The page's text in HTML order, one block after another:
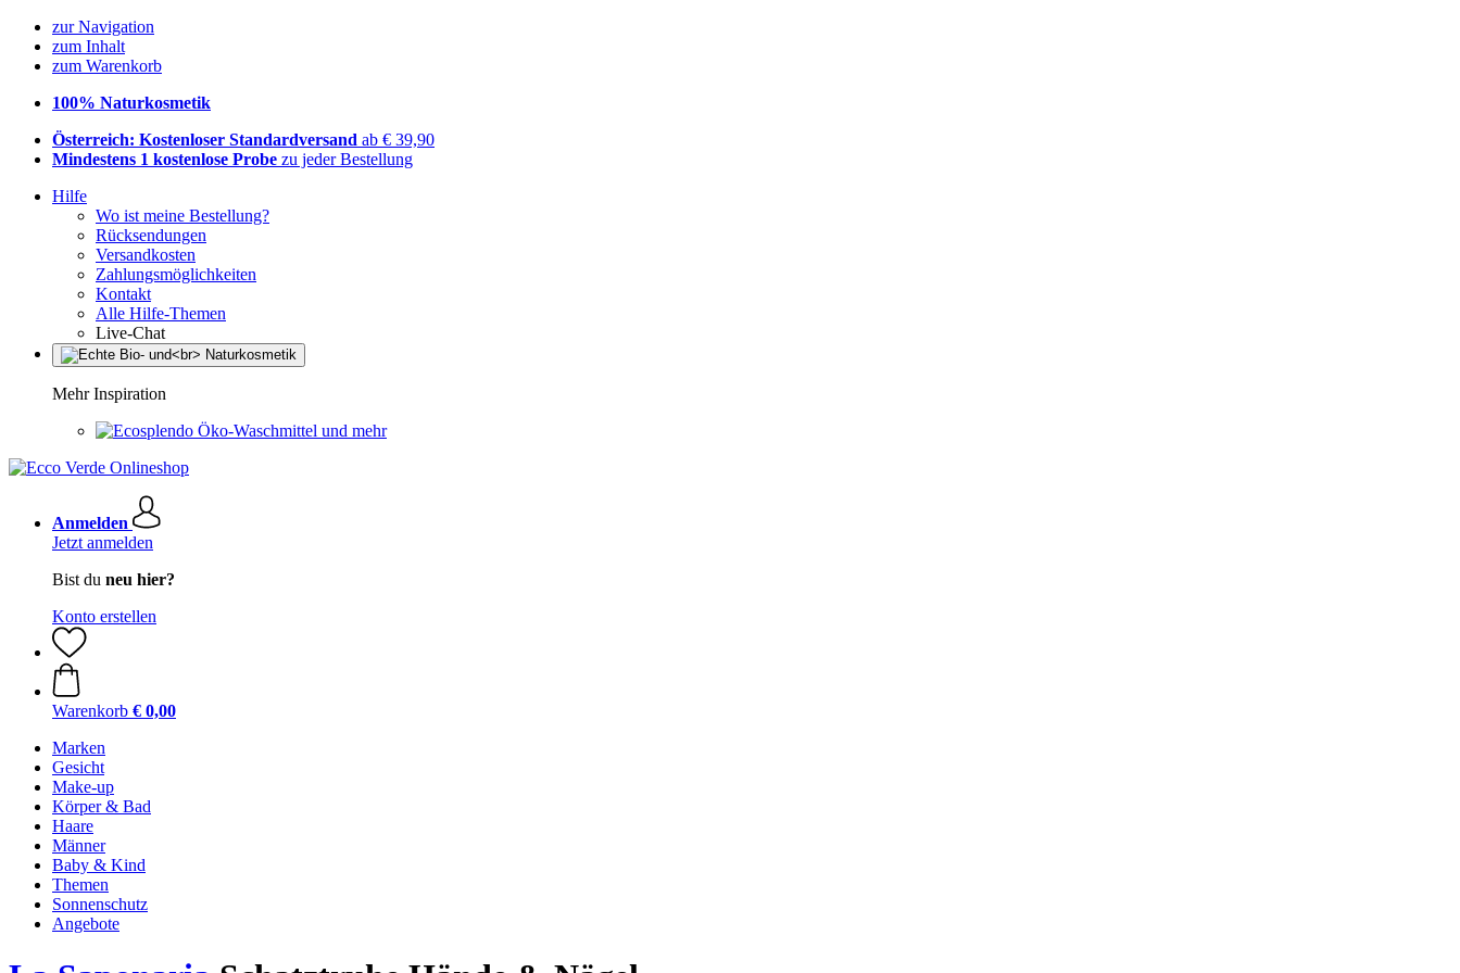
zur Navigation
zum Inhalt
zum Warenkorb
100% Naturkosmetik
Österreich: Kostenloser Standardversand ab € 39,90
Mindestens 1 kostenlose Probe zu jeder Bestellung
Hilfe
Wo ist meine Bestellung?
Rücksendungen
Versandkosten
Zahlungsmöglichkeiten
Kontakt
Alle Hilfe-Themen
Live-Chat
Mehr Inspiration
Öko-Waschmittel und mehr
Anmelden
Jetzt anmelden
Bist du neu hier?
Konto erstellen
Warenkorb € 0,00
Marken
Gesicht
Make-up
Körper & Bad
Haare
Männer
Baby & Kind
Themen
Sonnenschutz
Angebote